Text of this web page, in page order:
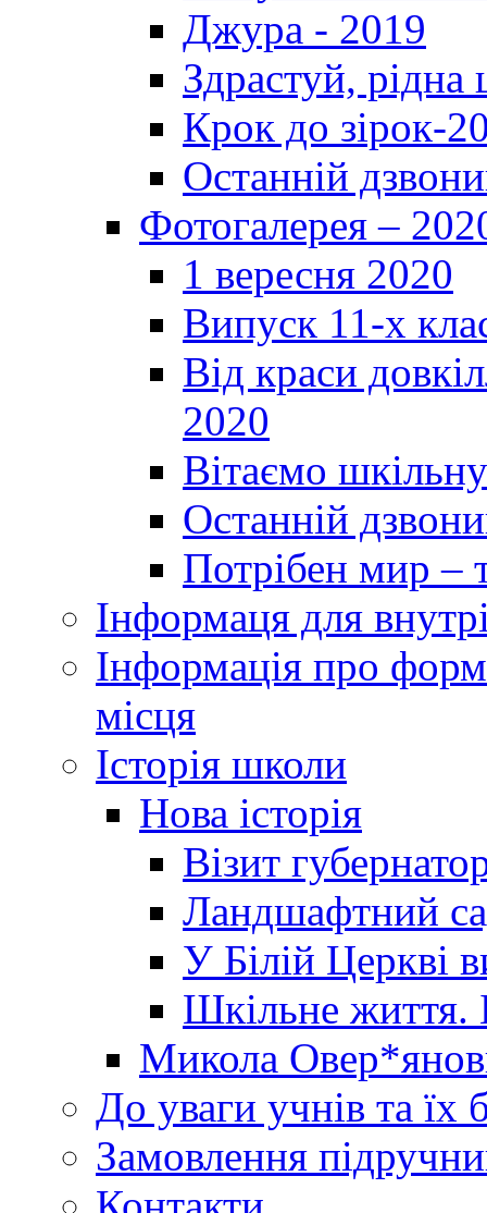
Джура - 2019
Здрастуй,
Крок до зірок-
Останній
Фотогалерея –
1 вересня 2020
Випуск 11-х
Від краси
2020
Вітаємо
Останній
Потрібен мир –
Інформаця для
Інформація про
місця
Історія школи
Нова історія
Візит
Ландшафтний
У Білій Церкві
Шкільне життя.
Микола
До уваги учнів та їх
Замовлення